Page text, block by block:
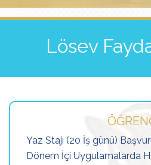
Lösev
Yaz Stajı (20 İş günü)
Dönem İçi Uygulamalarda